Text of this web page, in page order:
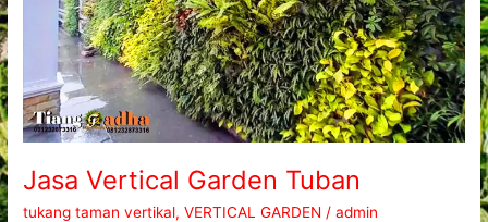
Jasa Vertical Garden Tuban
tukang taman vertikal,VERTICAL GARDEN /admin